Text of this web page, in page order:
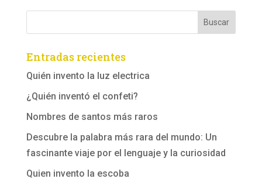
Entradas recientes
Quién invento la luz electrica
¿Quién inventó el confeti?
Nombres de santos más raros
Descubre la palabra más rara del mundo: Un
fascinante viaje por el lenguaje y la curiosidad
Quien invento la escoba